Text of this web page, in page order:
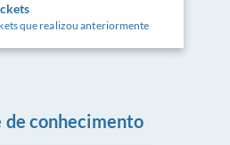
que realizou anteriormente
de conhecimento